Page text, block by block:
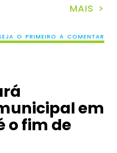
MAIS >
O PRIMEIRO A COMENTAR
em
o fim de